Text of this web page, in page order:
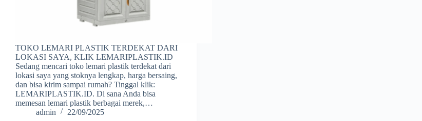
TOKO LEMARI PLASTIK TERDEKAT DARI
LOKASI SAYA, KLIK LEMARIPLASTIK.ID
Sedang mencari toko lemari plastik terdekat dari
lokasi saya yang stoknya lengkap, harga bersaing,
dan bisa kirim sampai rumah? Tinggal klik:
LEMARIPLASTIK.ID. Di sana Anda bisa
memesan lemari plastik berbagai merek,…
admin
22/09/2025